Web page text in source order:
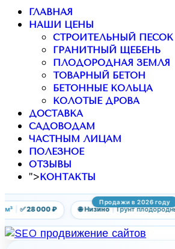
ГЛАВНАЯ
НАШИ ЦЕНЫ
СТРОИТЕЛЬНЫЙ ПЕСОК
ГРАНИТНЫЙ ЩЕБЕНЬ
ПЛОДОРОДНАЯ ЗЕМЛЯ
ТОВАРНЫЙ БЕТОН
БЕТОННЫЕ КОЛЬЦА
КОЛОТЫЕ ДРОВА
ДОСТАВКА
САДОВОДАМ
ЧАСТНЫМ ЛИЦАМ
ПОЛЕЗНОЕ
ОТЗЫВЫ
">КОНТАКТЫ
Продажи в 2026 году
| ✅ 28 000 ₽ 🌐 Низино | Грунт плодородный